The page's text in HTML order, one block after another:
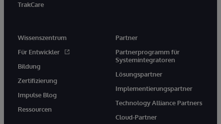
TrakCare
Wissenszentrum
Für Entwickler
Bildung
Zertifizierung
Impulse Blog
Ressourcen
Partner
Partnerprogramm für
Systemintegratoren
Lösungspartner
Implementierungspartner
Technology Alliance Partners
Cloud-Partner